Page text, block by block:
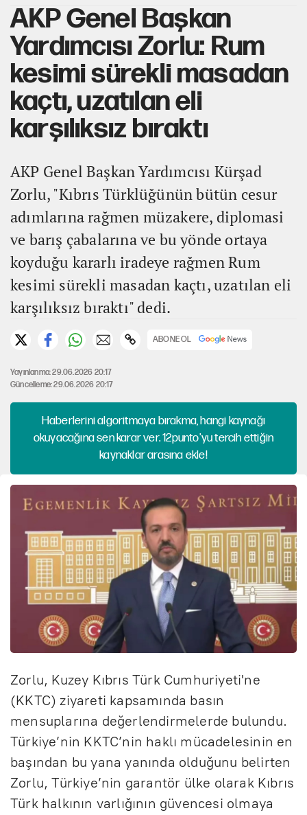
AKP Genel Başkan
Yardımcısı Zorlu: Rum
kesimi sürekli masadan
kaçtı, uzatılan eli
karşılıksız bıraktı
AKP Genel Başkan Yardımcısı Kürşad
Zorlu, "Kıbrıs Türklüğünün bütün cesur
adımlarına rağmen müzakere, diplomasi
ve barış çabalarına ve bu yönde ortaya
koyduğu kararlı iradeye rağmen Rum
kesimi sürekli masadan kaçtı, uzatılan eli
karşılıksız bıraktı" dedi.
ABONE OL
Yayınlanma: 29.06.2026 20:17
Güncelleme: 29.06.2026 20:17
Haberlerini algoritmaya bırakma, hangi kaynağı
okuyacağına sen karar ver. 12punto'yu tercih ettiğin
kaynaklar arasına ekle!
Zorlu, Kuzey Kıbrıs Türk Cumhuriyeti'ne
(KKTC) ziyareti kapsamında basın
mensuplarına değerlendirmelerde bulundu.
Türkiye’nin KKTC’nin haklı mücadelesinin en
başından bu yana yanında olduğunu belirten
Zorlu, Türkiye’nin garantör ülke olarak Kıbrıs
Türk halkının varlığının güvencesi olmaya